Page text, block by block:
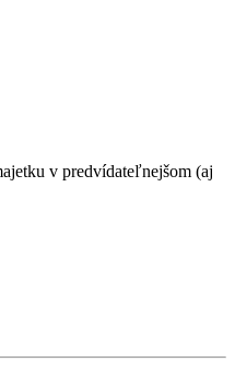
v predvídateľnejšom (aj